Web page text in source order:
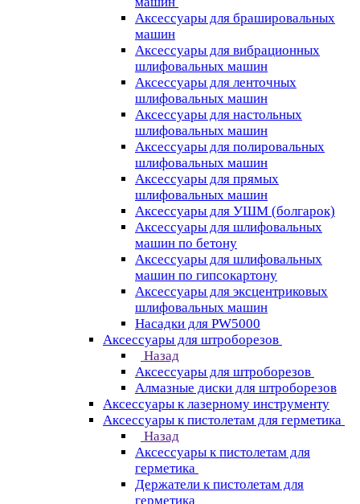
Аксессуары для брашировальных
машин
Аксессуары для вибрационных
шлифовальных машин
Аксессуары для ленточных
шлифовальных машин
Аксессуары для настольных
шлифовальных машин
Аксессуары для полировальных
шлифовальных машин
Аксессуары для прямых
шлифовальных машин
Аксессуары для УШМ (болгарок)
Аксессуары для шлифовальных
машин по бетону
Аксессуары для шлифовальных
машин по гипсокартону
Аксессуары для эксцентриковых
шлифовальных машин
Насадки для PW5000
Аксессуары для штроборезов
Назад
Аксессуары для штроборезов
Алмазные диски для штроборезов
Аксессуары к лазерному инструменту
Аксессуары к пистолетам для герметика
Назад
Аксессуары к пистолетам для
герметика
Держатели к пистолетам для
герметика